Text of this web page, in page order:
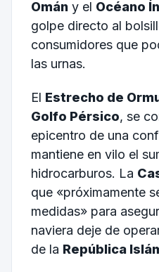
Omány el Océano
golpe directo al
consumidores que
las urnas.
El Estrecho de
Golfo Pérsico, se
epicentro de una
mantiene en vilo el
hidrocarburos. La
que «próximamente
medidas» para
naviera deje de
de la República